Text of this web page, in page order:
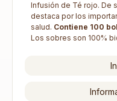
Infusión de Té rojo. De
destaca por los
salud. Contiene 100
Los sobres son 100%